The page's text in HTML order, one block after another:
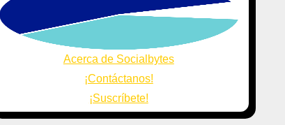
Acerca de Socialbytes
¡Contáctanos!
¡Suscríbete!